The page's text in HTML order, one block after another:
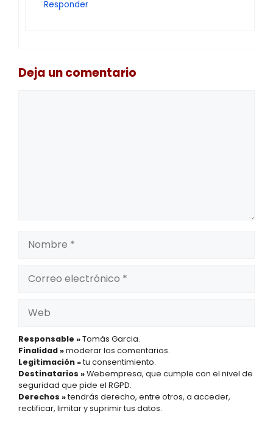
Responder
Deja un comentario
Nombre
electrónico
Responsable »Tomàs Garcia.
Finalidad »moderar los comentarios.
Legitimación »tu consentimiento.
Destinatarios »Webempresa, que cumple con el nivel de
seguridad que pide el RGPD.
Derechos »tendrás derecho, entre otros, a acceder,
rectificar, limitar y suprimir tus datos.